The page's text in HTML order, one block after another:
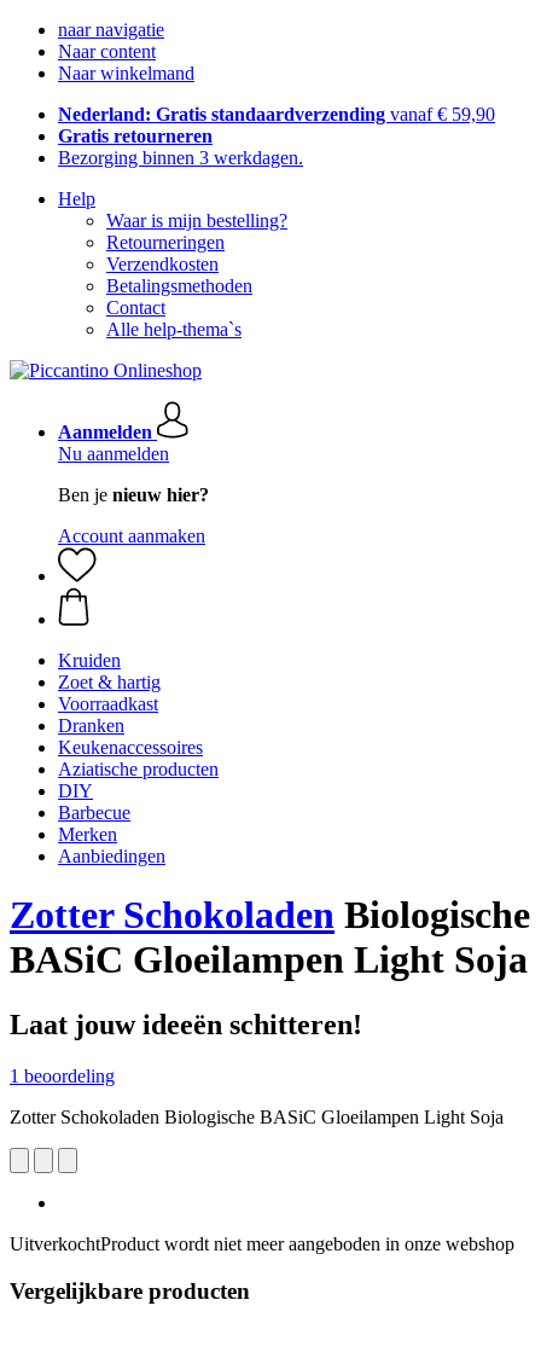
naar navigatie
Naar content
Naar winkelmand
Nederland: Gratis standaardverzending vanaf € 59,90
Gratis retourneren
Bezorging binnen 3 werkdagen.
Help
Waar is mijn bestelling?
Retourneringen
Verzendkosten
Betalingsmethoden
Contact
Alle help-thema`s
Aanmelden
Nu aanmelden
Ben je nieuw hier?
Account aanmaken
Kruiden
Zoet & hartig
Voorraadkast
Dranken
Keukenaccessoires
Aziatische producten
DIY
Barbecue
Merken
Aanbiedingen
Zotter Schokoladen Biologische
BASiC Gloeilampen Light Soja
Laat jouw ideeën schitteren!
1 beoordeling
Zotter Schokoladen Biologische BASiC Gloeilampen Light Soja
UitverkochtProduct wordt niet meer aangeboden in onze webshop
Vergelijkbare producten